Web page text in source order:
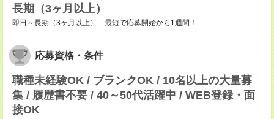
長期（3ヶ月以上）
即日～長期（3ヶ月以上） 最短で応募開始から1週間！
応募資格・条件
職種未経験OK / ブランクOK / 10名以上の大量募
集 / 履歴書不要 / 40～50代活躍中 / WEB登録・面
接OK